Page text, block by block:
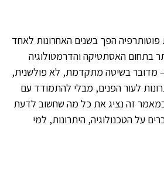
פוטותרפיה הפך בשנים האחרונות לאחד
בתחום האסתטיקה והדרמטולוגיה
מדובר בשיטה מתקדמת, לא פולשנית,
לעור הפנים, מבלי להתמודד עם
במאמר זה נציג את כל מה שחשוב לדעת
על הטכנולוגיה, היתרונות, למי